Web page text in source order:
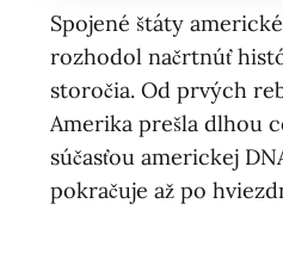
Spojené štáty
rozhodol načrtnúť
storočia. Od prvých
Amerika prešla dlhou
súčasťou americkej
pokračuje až po